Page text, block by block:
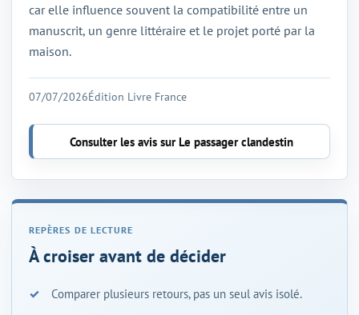
car elle influence souvent la compatibilité entre un
manuscrit, un genre littéraire et le projet porté par la
maison.
07/07/2026Édition Livre France
Consulter les avis sur Le passager clandestin
À croiser avant de décider
Comparer plusieurs retours, pas un seul avis isolé.